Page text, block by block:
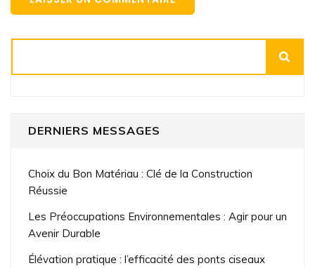
DERNIERS MESSAGES
Choix du Bon Matériau : Clé de la Construction
Réussie
Les Préoccupations Environnementales : Agir pour un
Avenir Durable
Élévation pratique : l’efficacité des ponts ciseaux